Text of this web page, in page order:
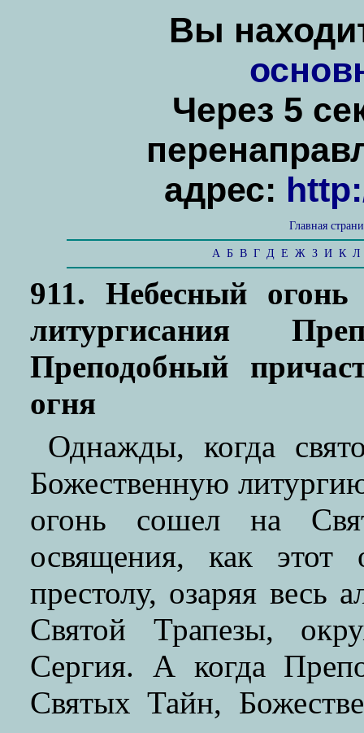
Вы
Через 5
адрес:
Главная
А Б В Г Д Е Ж З И К Л
911. Небесный
литургисания
Преподобный
огня
Однажды, когда
Божественную
огонь сошел на
освящения, как этот
престолу, озаряя весь
Святой Трапезы,
Сергия. А когда
Святых Тайн,